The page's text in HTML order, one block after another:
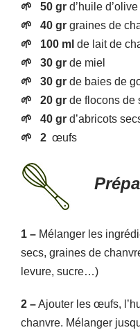
🌱 50 gr d’huile d’olive
🌱 40 gr graines de
🌱 100 ml de lait de
🌱 30 gr de miel
🌱 30 gr de baies de
🌱 20 gr de flocons de
🌱 40 gr d’abricots
🌱 2 œufs
1 – Mélanger les
secs, graines de
levure, sucre…)
2 –Ajouter les œufs,
chanvre. Mélanger